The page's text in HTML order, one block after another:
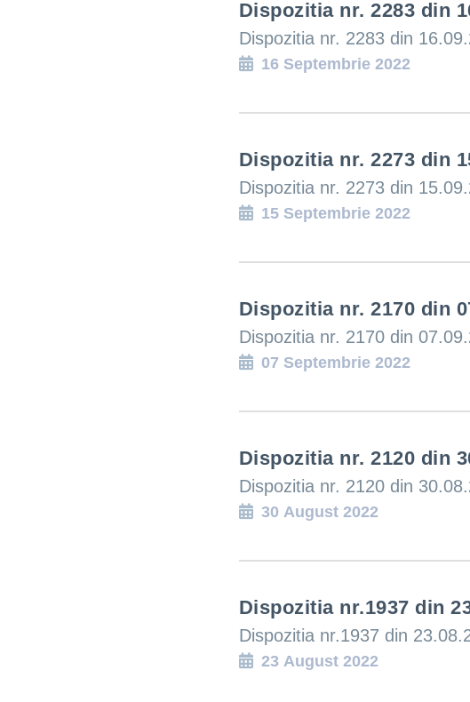
Hartă lucări
Alte informații
Dispozitia nr. 2283 din
Dispozitia nr. 2283 din
16 Septembrie 2022
Dispozitia nr. 2273 din
Dispozitia nr. 2273 din
15 Septembrie 2022
Dispozitia nr. 2170 din
Dispozitia nr. 2170 din
07 Septembrie 2022
Dispozitia nr. 2120 din
Dispozitia nr. 2120 din
30 August 2022
Dispozitia nr.1937 din
Dispozitia nr.1937 din
23 August 2022